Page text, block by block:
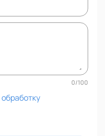
0/100
обработку